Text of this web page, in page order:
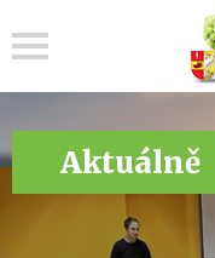
Aktuálně